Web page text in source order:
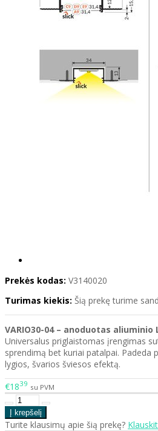
Prekės kodas: V3140020
Turimas kiekis: Šią prekę turime
VARIO30-04 – anoduotas
Universalus priglaistomas įrengimas
sprendimą bet kuriai patalpai. Padeda
lygios, švarios šviesos efektą.
€1839 su PVM
Turite klausimų apie šią prekę?